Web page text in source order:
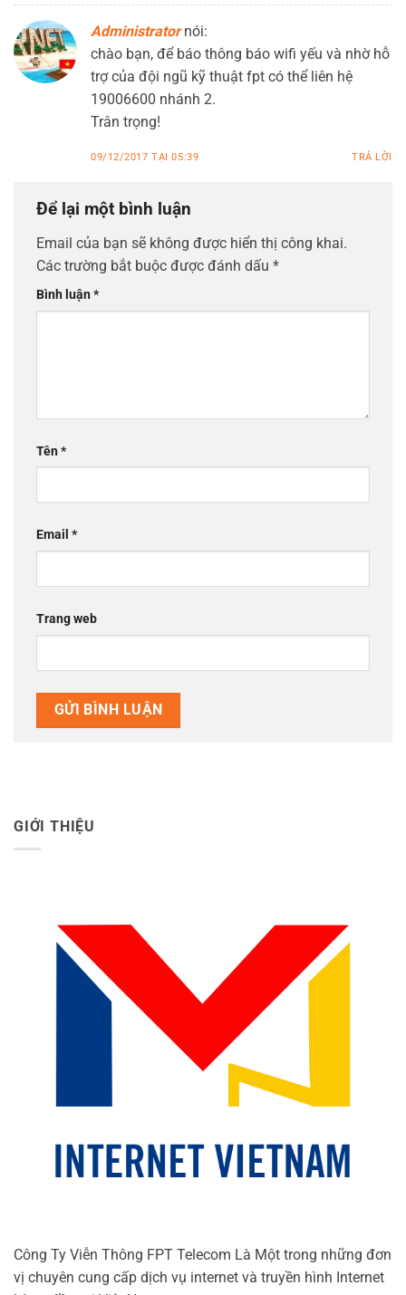
Administrator nói:
chào bạn, để báo thông báo wifi yếu và nhờ hỗ
trợ của đội ngũ kỹ thuật fpt có thể liên hệ
19006600 nhánh 2.
Trân trọng!
09/12/2017 TẠI 05:39 TRẢ LỜI
Để lại một bình luận
Email của bạn sẽ không được hiển thị công khai.
Các trường bắt buộc được đánh dấu *
Bình luận*
Tên*
Email *
Trang web
GIỚI THIỆU
Công Ty Viễn Thông FPT Telecom Là Một trong những đơn
vị chuyên cung cấp dịch vụ internet và truyền hình Internet